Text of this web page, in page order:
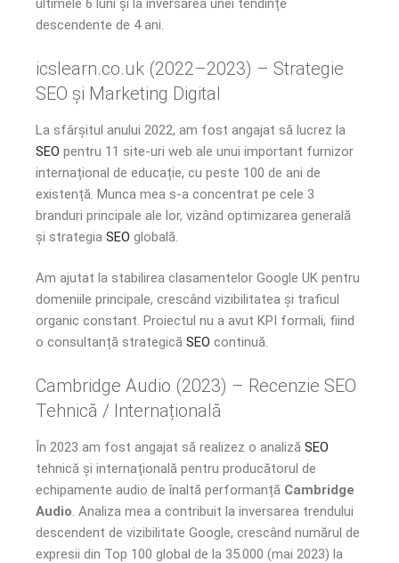
ultimele 6 luni și la inversarea unei tendințe
descendente de 4 ani.
icslearn.co.uk (2022–2023) – Strategie
SEO și Marketing Digital
La sfârșitul anului 2022, am fost angajat să lucrez la
SEO pentru 11 site-uri web ale unui important furnizor
internațional de educație, cu peste 100 de ani de
existență. Munca mea s-a concentrat pe cele 3
branduri principale ale lor, vizând optimizarea generală
și strategia SEO globală.
Am ajutat la stabilirea clasamentelor Google UK pentru
domeniile principale, crescând vizibilitatea și traficul
organic constant. Proiectul nu a avut KPI formali, fiind
o consultanță strategică SEO continuă.
Cambridge Audio (2023) – Recenzie SEO
Tehnică / Internațională
În 2023 am fost angajat să realizez o analiză SEO
tehnică și internațională pentru producătorul de
echipamente audio de înaltă performanță Cambridge
Audio. Analiza mea a contribuit la inversarea trendului
descendent de vizibilitate Google, crescând numărul de
expresii din Top 100 global de la 35.000 (mai 2023) la